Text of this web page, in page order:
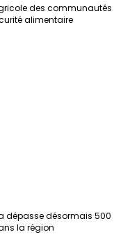
des communautés
alimentaire
dépasse désormais 500
la région